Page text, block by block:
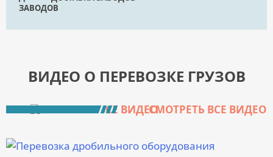
ВИДЕО О ПЕРЕВОЗКЕ ГРУЗОВ
СМОТРЕТЬ ВСЕ ВИДЕО